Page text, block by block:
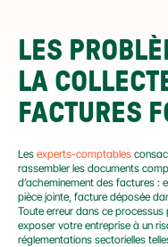
LES
LA
FACTURES
Les experts-comptables
rassembler les documents
d’acheminement des factures :
pièce jointe, facture déposée
Toute erreur dans ce
exposer votre entreprise à un
réglementations sectorielles